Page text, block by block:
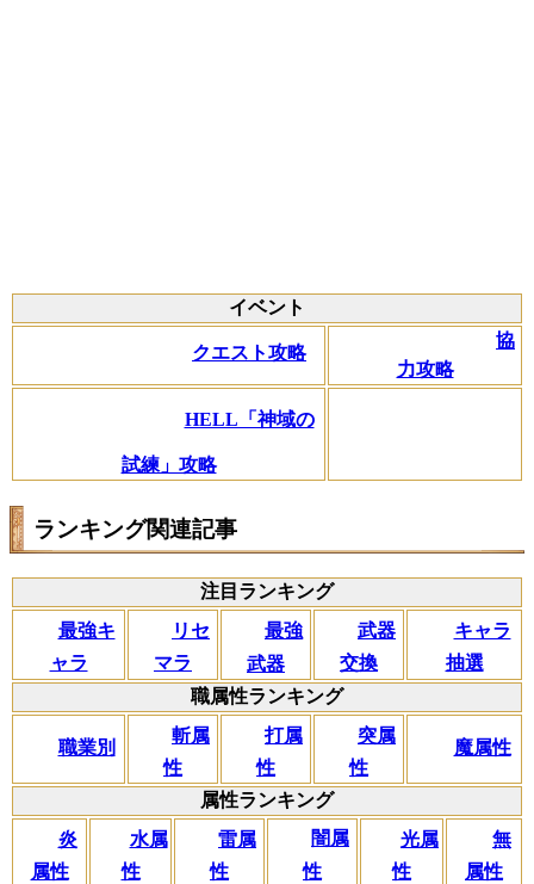
イベント
クエスト攻略
協
力攻略
HELL「神域の
試練」攻略
ランキング関連記事
注目ランキング
最強キ
ャラ
リセ
マラ
最強
武器
武器
交換
キャラ
抽選
職属性ランキング
職業別
斬属
性
打属
性
突属
性
魔属性
属性ランキング
炎
属性
水属
性
雷属
性
闇属
性
光属
性
無
属性